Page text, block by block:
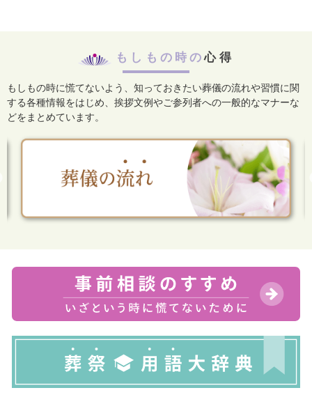
もしもの時の心得
もしもの時に慌てないよう、知っておきたい葬儀の流れや習慣に関
する各種情報をはじめ、 挨拶文例やご参列者への一般的なマナーな
どをまとめています。